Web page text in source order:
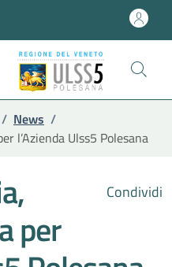
/ News /
l’Azienda Ulss5 Polesana
Condividi
per